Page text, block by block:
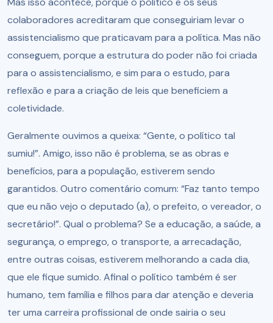
colaboradores acreditaram que conseguiriam levar o
assistencialismo que praticavam para a política. Mas não
conseguem, porque a estrutura do poder não foi criada
para o assistencialismo, e sim para o estudo, para
reflexão e para a criação de leis que beneficiem a
coletividade.
Geralmente ouvimos a queixa: “Gente, o político tal
sumiu!”. Amigo, isso não é problema, se as obras e
benefícios, para a população, estiverem sendo
garantidos. Outro comentário comum: “Faz tanto tempo
que eu não vejo o deputado (a), o prefeito, o vereador, o
secretário!”. Qual o problema? Se a educação, a saúde, a
segurança, o emprego, o transporte, a arrecadação,
entre outras coisas, estiverem melhorando a cada dia,
que ele fique sumido. Afinal o político também é ser
humano, tem família e filhos para dar atenção e deveria
ter uma carreira profissional de onde sairia o seu